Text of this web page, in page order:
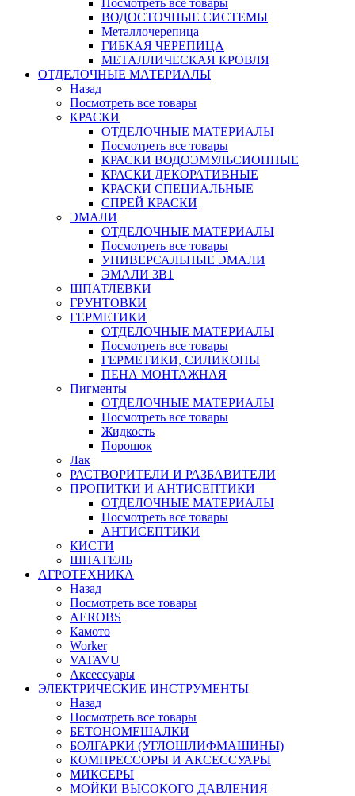
Посмотреть все товары
ВОДОСТОЧНЫЕ СИСТЕМЫ
Металлочерепица
ГИБКАЯ ЧЕРЕПИЦА
МЕТАЛЛИЧЕСКАЯ КРОВЛЯ
ОТДЕЛОЧНЫЕ МАТЕРИАЛЫ
Назад
Посмотреть все товары
КРАСКИ
ОТДЕЛОЧНЫЕ МАТЕРИАЛЫ
Посмотреть все товары
КРАСКИ ВОДОЭМУЛЬСИОННЫЕ
КРАСКИ ДЕКОРАТИВНЫЕ
КРАСКИ СПЕЦИАЛЬНЫЕ
СПРЕЙ КРАСКИ
ЭМАЛИ
ОТДЕЛОЧНЫЕ МАТЕРИАЛЫ
Посмотреть все товары
УНИВЕРСАЛЬНЫЕ ЭМАЛИ
ЭМАЛИ 3В1
ШПАТЛЕВКИ
ГРУНТОВКИ
ГЕРМЕТИКИ
ОТДЕЛОЧНЫЕ МАТЕРИАЛЫ
Посмотреть все товары
ГЕРМЕТИКИ, СИЛИКОНЫ
ПЕНА МОНТАЖНАЯ
Пигменты
ОТДЕЛОЧНЫЕ МАТЕРИАЛЫ
Посмотреть все товары
Жидкость
Порошок
Лак
РАСТВОРИТЕЛИ И РАЗБАВИТЕЛИ
ПРОПИТКИ И АНТИСЕПТИКИ
ОТДЕЛОЧНЫЕ МАТЕРИАЛЫ
Посмотреть все товары
АНТИСЕПТИКИ
КИСТИ
ШПАТЕЛЬ
АГРОТЕХНИКА
Назад
Посмотреть все товары
AEROBS
Камото
Worker
VATAVU
Aксессуары
ЭЛЕКТРИЧЕСКИЕ ИНСТРУМЕНТЫ
Назад
Посмотреть все товары
БЕТОНОМЕШАЛКИ
БОЛГАРКИ (УГЛОШЛИФМАШИНЫ)
КОМПРЕССОРЫ И АКСЕССУАРЫ
МИКСЕРЫ
МОЙКИ ВЫСОКОГО ДАВЛЕНИЯ